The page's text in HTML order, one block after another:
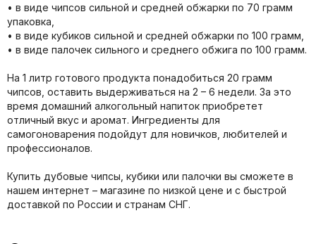
• в виде чипсов сильной и средней обжарки по 70 грамм
упаковка,
• в виде кубиков сильной и средней обжарки по 100 грамм,
• в виде палочек сильного и среднего обжига по 100 грамм.
На 1 литр готового продукта понадобиться 20 грамм
чипсов, оставить выдерживаться на 2 – 6 недели. За это
время домашний алкогольный напиток приобретет
отличный вкус и аромат. Ингредиенты для
самогоноварения подойдут для новичков, любителей и
профессионалов.
Купить дубовые чипсы, кубики или палочки вы сможете в
нашем интернет – магазине по низкой цене и с быстрой
доставкой по России и странам СНГ.